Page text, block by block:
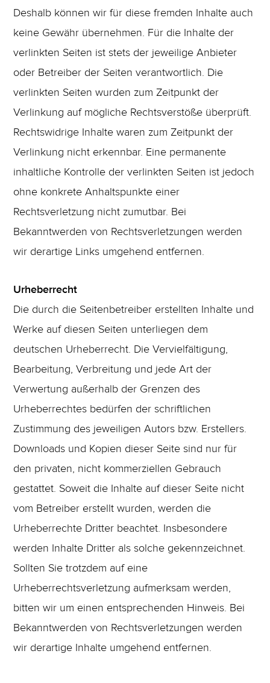
Deshalb können wir für diese fremden Inhalte auch
keine Gewähr übernehmen. Für die Inhalte der
verlinkten Seiten ist stets der jeweilige Anbieter
oder Betreiber der Seiten verantwortlich. Die
verlinkten Seiten wurden zum Zeitpunkt der
Verlinkung auf mögliche Rechtsverstöße überprüft.
Rechtswidrige Inhalte waren zum Zeitpunkt der
Verlinkung nicht erkennbar. Eine permanente
inhaltliche Kontrolle der verlinkten Seiten ist jedoch
ohne konkrete Anhaltspunkte einer
Rechtsverletzung nicht zumutbar. Bei
Bekanntwerden von Rechtsverletzungen werden
wir derartige Links umgehend entfernen.
Urheberrecht
Die durch die Seitenbetreiber erstellten Inhalte und
Werke auf diesen Seiten unterliegen dem
deutschen Urheberrecht. Die Vervielfältigung,
Bearbeitung, Verbreitung und jede Art der
Verwertung außerhalb der Grenzen des
Urheberrechtes bedürfen der schriftlichen
Zustimmung des jeweiligen Autors bzw. Erstellers.
Downloads und Kopien dieser Seite sind nur für
den privaten, nicht kommerziellen Gebrauch
gestattet. Soweit die Inhalte auf dieser Seite nicht
vom Betreiber erstellt wurden, werden die
Urheberrechte Dritter beachtet. Insbesondere
werden Inhalte Dritter als solche gekennzeichnet.
Sollten Sie trotzdem auf eine
Urheberrechtsverletzung aufmerksam werden,
bitten wir um einen entsprechenden Hinweis. Bei
Bekanntwerden von Rechtsverletzungen werden
wir derartige Inhalte umgehend entfernen.